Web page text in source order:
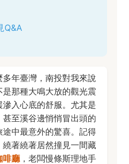
Q&A
年臺灣，南投對我來說
那種大鳴大放的觀光震
入心底的舒服。尤其是
至溪谷邊悄悄冒出頭的
中最意外的驚喜。記得
著繞著居然撞見一間藏
啡廳，老闆慢條斯理地手